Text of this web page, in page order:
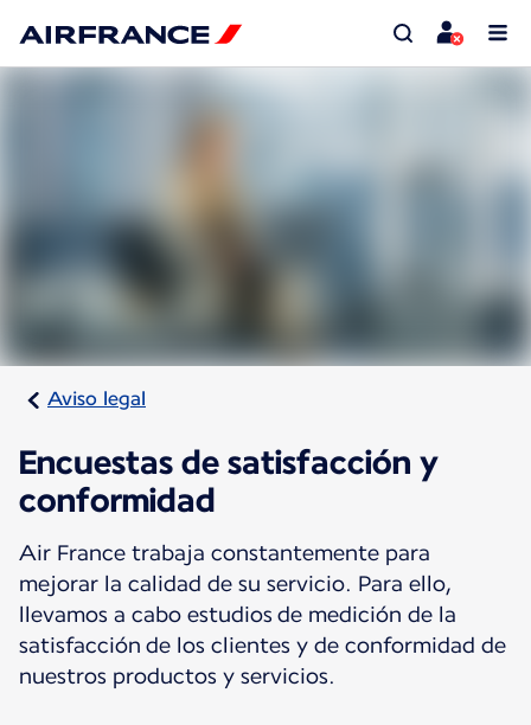
Aviso legal
Encuestas de satisfacción y
conformidad
Air France trabaja constantemente para
mejorar la calidad de su servicio. Para ello,
llevamos a cabo estudios de medición de la
satisfacción de los clientes y de conformidad de
nuestros productos y servicios.